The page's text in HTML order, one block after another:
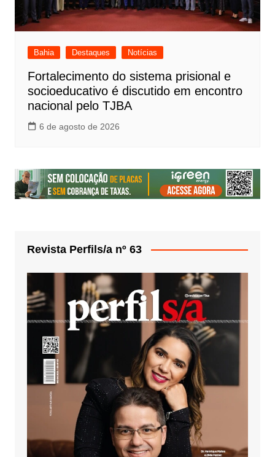
Bahia Destaques Notícias
Fortalecimento do sistema prisional e
socioeducativo é discutido em encontro
nacional pelo TJBA
6 de agosto de 2026
Revista Perfils/a nº 63